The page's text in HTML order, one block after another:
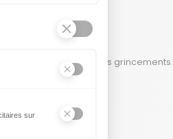
de lit pour éviter les grincements.